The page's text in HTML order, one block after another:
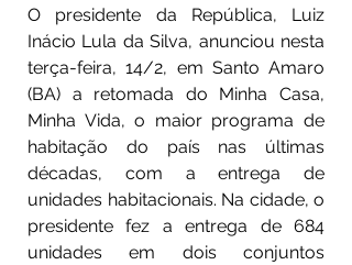
O presidente da República, Luiz
Inácio Lula da Silva, anunciou nesta
terça-feira, 14/2, em Santo Amaro
(BA) a retomada do Minha Casa,
Minha Vida, o maior programa de
habitação do país nas últimas
décadas, com a entrega de
unidades habitacionais. Na cidade, o
presidente fez a entrega de 684
unidades em dois conjuntos